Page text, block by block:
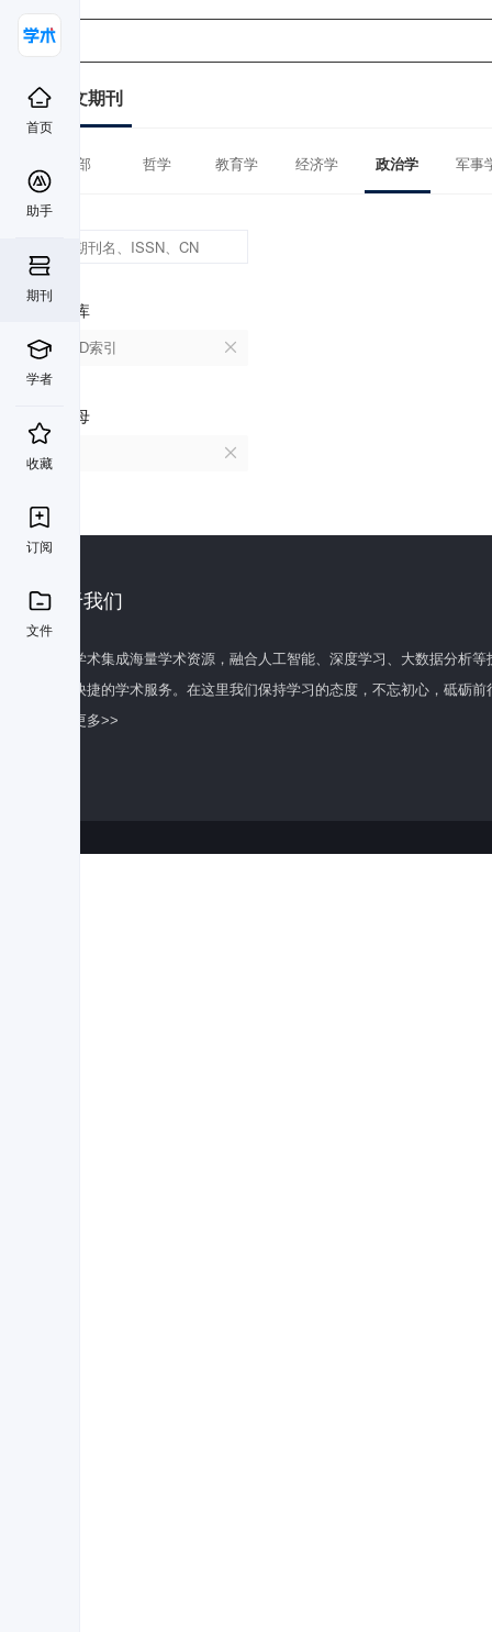
首页
助手
期刊
学者
收藏
订阅
文件
中文期刊
全部 哲学 教育学 经济学 政治学 军事
数据库
CSCD索引
首字母
关于我们
百度学术集成海量学术资源，融合人工智能、深度学习、大数据分析
全面快捷的学术服务。在这里我们保持学习的态度，不忘初心，砥砺前
了解更多>>